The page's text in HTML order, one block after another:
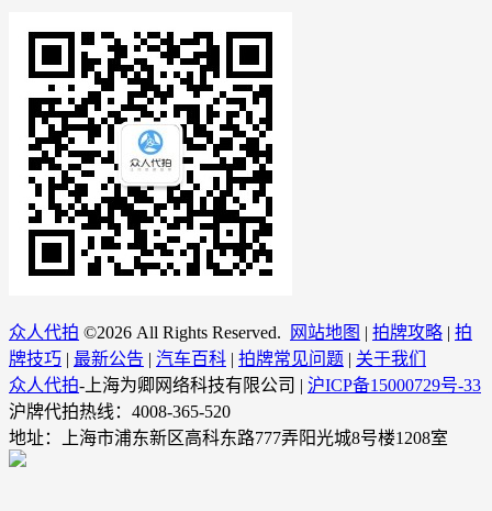
众人代拍 ©2026 All Rights Reserved. 网站地图 | 拍牌攻略 | 拍
牌技巧 | 最新公告 | 汽车百科 | 拍牌常见问题 | 关于我们
众人代拍-上海为卿网络科技有限公司 | 沪ICP备15000729号-33
沪牌代拍热线：4008-365-520
地址：上海市浦东新区高科东路777弄阳光城8号楼1208室